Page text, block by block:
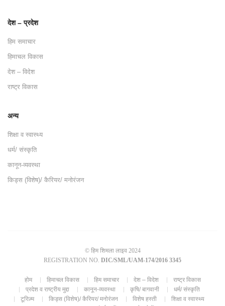
देश – प्रदेश
हिम समाचार
हिमाचल विकास
देश – विदेश
राष्ट्र विकास
अन्य
शिक्षा व स्वास्थ्य
धर्म/ संस्कृति
कानून-व्यवस्था
किड्स (विशेष)/ कैरियर/ मनोरंजन
© हिम शिमला लाइव 2024
REGISTRATION NO. DIC/SML/UAM-174/2016 3345
होम हिमाचल विकास हिम समाचार देश – विदेश
राष्ट्र विकास
प्रदेश व राष्ट्रीय मुद्दा
कानून-व्यवस्था कृषि/ बागवानी
धर्म/ संस्कृति
टूरिज़्म
किड्स (विशेष)/ कैरियर/ मनोरंजन विशेष हस्ती
शिक्षा व स्वास्थ्य